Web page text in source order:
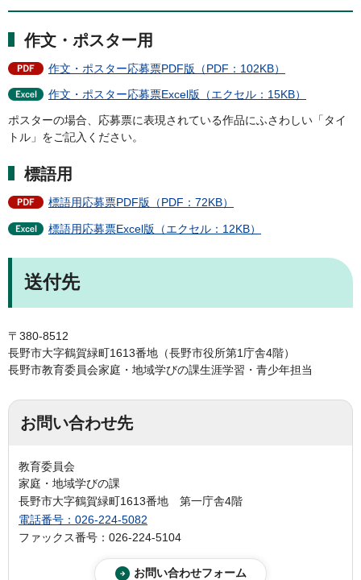
作文・ポスター用
作文・ポスター応募票PDF版（PDF：102KB）
作文・ポスター応募票Excel版（エクセル：15KB）
ポスターの場合、応募票に表現されている作品にふさわしい「タイ
トル」をご記入ください。
標語用
標語用応募票PDF版（PDF：72KB）
標語用応募票Excel版（エクセル：12KB）
送付先
〒380-8512
長野市大字鶴賀緑町1613番地（長野市役所第1庁舎4階）
長野市教育委員会家庭・地域学びの課生涯学習・青少年担当
お問い合わせ先
教育委員会
家庭・地域学びの課
長野市大字鶴賀緑町1613番地 第一庁舎4階
電話番号：026-224-5082
ファックス番号：026-224-5104